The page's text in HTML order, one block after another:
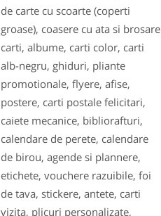
de carte cu scoarte (coperti
groase), coasere cu ata si brosare
carti, albume, carti color, carti
alb-negru, ghiduri, pliante
promotionale, flyere, afise,
postere, carti postale felicitari,
caiete mecanice, bibliorafturi,
calendare de perete, calendare
de birou, agende si plannere,
etichete, vouchere razuibile, foi
de tava, stickere, antete, carti
vizita, plicuri personalizate,